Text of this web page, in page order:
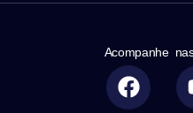
Acompanhe